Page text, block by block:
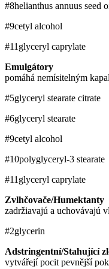
#8helianthus annuus seed
#9cetyl alcohol
#11glyceryl caprylate
Emulgátory
pomáhá nemísitelným
#5glyceryl stearate citrate
#6glyceryl stearate
#9cetyl alcohol
#10polyglyceryl-3 stearate
#11glyceryl caprylate
Zvlhčovače/Humektanty
zadržiavajú a uchovávajú
#2glycerin
Adstringentní/Stahující
vytvářejí pocit pevnější